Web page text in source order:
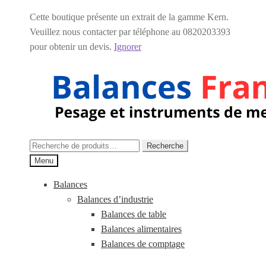
Cette boutique présente un extrait de la gamme Kern.
Veuillez nous contacter par téléphone au 0820203393
pour obtenir un devis. Ignorer
navigation
contenu
Recherche
pour :
Recherche
Menu
Balances
Balances d’industrie
Balances de table
Balances alimentaires
Balances de comptage